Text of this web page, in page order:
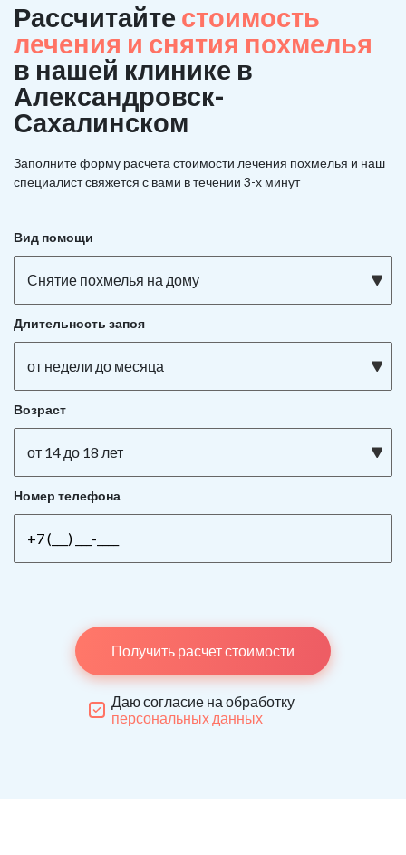
Рассчитайте стоимость
лечения и снятия похмелья
в нашей клинике в
Александровск-
Сахалинском
Заполните форму расчета стоимости лечения похмелья и наш
специалист свяжется с вами в течении 3-х минут
Вид помощи
Снятие похмелья на дому
Длительность запоя
от недели до месяца
Возраст
от 14 до 18 лет
Номер телефона
Получить расчет стоимости
Даю согласие на обработку
персональных данных